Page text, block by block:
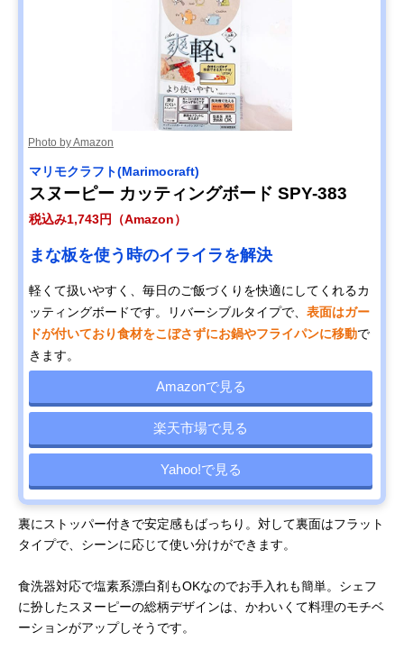
Photo by Amazon
マリモクラフト(Marimocraft)
スヌーピー カッティングボード SPY-383
税込み1,743円（Amazon）
まな板を使う時のイライラを解決
軽くて扱いやすく、毎日のご飯づくりを快適にしてくれるカ
ッティングボードです。リバーシブルタイプで、 表面はガー
ドが付いており食材をこぼさずにお鍋やフライパンに移動で
きます。
Amazonで見る
楽天市場で見る
Yahoo!で見る
裏にストッパー付きで安定感もばっちり。対して裏面はフラット
タイプで、シーンに応じて使い分けができます。
食洗器対応で塩素系漂白剤もOKなのでお手入れも簡単。シェフ
に扮したスヌーピーの総柄デザインは、かわいくて料理のモチベ
ーションがアップしそうです。